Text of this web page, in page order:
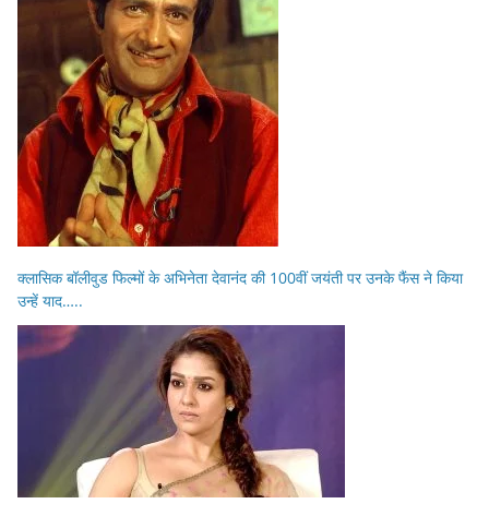
क्लासिक बॉलीवुड फिल्मों के अभिनेता देवानंद की 100वीं जयंती पर उनके फैंस ने किया
उन्हें याद…..